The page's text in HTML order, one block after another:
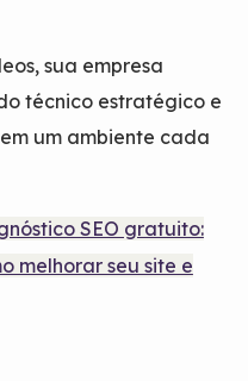
sua empresa
técnico estratégico e
um ambiente cada
SEO gratuito:
melhorar seu site e